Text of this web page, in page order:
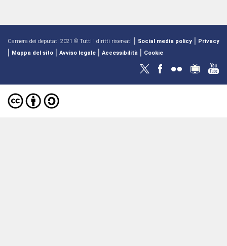
Camera dei deputati 2021 © Tutti i diritti riservati | Social media policy | Privacy
| Mappa del sito | Avviso legale | Accessibilità | Cookie